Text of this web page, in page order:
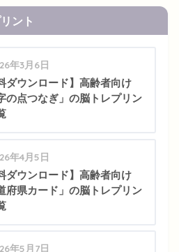
ント
年3月6日
ダウンロード】高齢者向け
の点つなぎ」の脳トレプリン
年4月5日
ダウンロード】高齢者向け
府県カード」の脳トレプリン
年5月7日